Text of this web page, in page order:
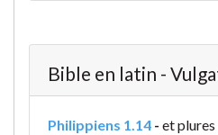
Bible en latin -
Philippiens 1.14 - et